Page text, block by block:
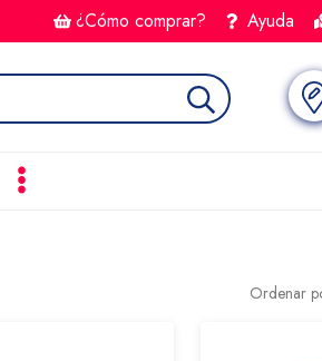
¿Cómo comprar? Ayuda
Ordenar